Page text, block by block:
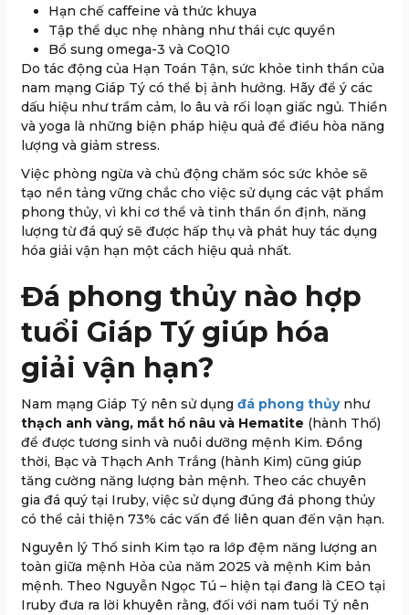
Hạn chế caffeine và thức khuya
Tập thể dục nhẹ nhàng như thái cực quyền
Bổ sung omega-3 và CoQ10
Do tác động của Hạn Toán Tận, sức khỏe tinh thần của
nam mạng Giáp Tý có thể bị ảnh hưởng. Hãy để ý các
dấu hiệu như trầm cảm, lo âu và rối loạn giấc ngủ. Thiền
và yoga là những biện pháp hiệu quả để điều hòa năng
lượng và giảm stress.
Việc phòng ngừa và chủ động chăm sóc sức khỏe sẽ
tạo nền tảng vững chắc cho việc sử dụng các vật phẩm
phong thủy, vì khi cơ thể và tinh thần ổn định, năng
lượng từ đá quý sẽ được hấp thụ và phát huy tác dụng
hóa giải vận hạn một cách hiệu quả nhất.
Đá phong thủy nào hợp
tuổi Giáp Tý giúp hóa
giải vận hạn?
Nam mạng Giáp Tý nên sử dụng đá phong thủynhư
thạch anh vàng, mắt hổ nâu và Hematite (hành Thổ)
để được tương sinh và nuôi dưỡng mệnh Kim. Đồng
thời, Bạc và Thạch Anh Trắng (hành Kim) cũng giúp
tăng cường năng lượng bản mệnh. Theo các chuyên
gia đá quý tại Iruby, việc sử dụng đúng đá phong thủy
có thể cải thiện 73% các vấn đề liên quan đến vận hạn.
Nguyên lý Thổ sinh Kim tạo ra lớp đệm năng lượng an
toàn giữa mệnh Hỏa của năm 2025 và mệnh Kim bản
mệnh. Theo Nguyễn Ngọc Tú – hiện tại đang là CEO tại
Iruby đưa ra lời khuyên rằng, đối với nam tuổi Tý nên